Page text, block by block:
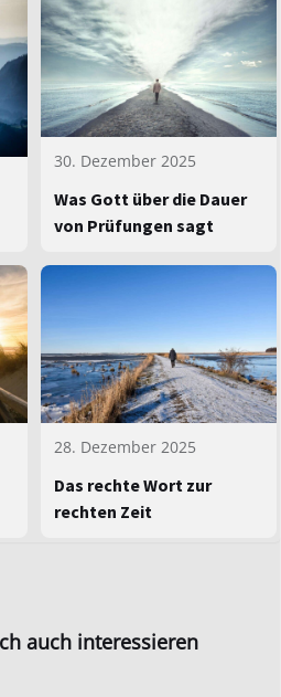
30. Dezember 2025
Was Gott über die Dauer
von Prüfungen sagt
28. Dezember 2025
Das rechte Wort zur
rechten Zeit
auch interessieren